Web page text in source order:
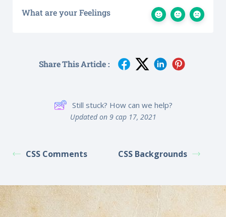
What are your Feelings
Share This Article :
Still stuck? How can we help?
Updated on 9 сар 17, 2021
CSS Comments CSS Backgrounds